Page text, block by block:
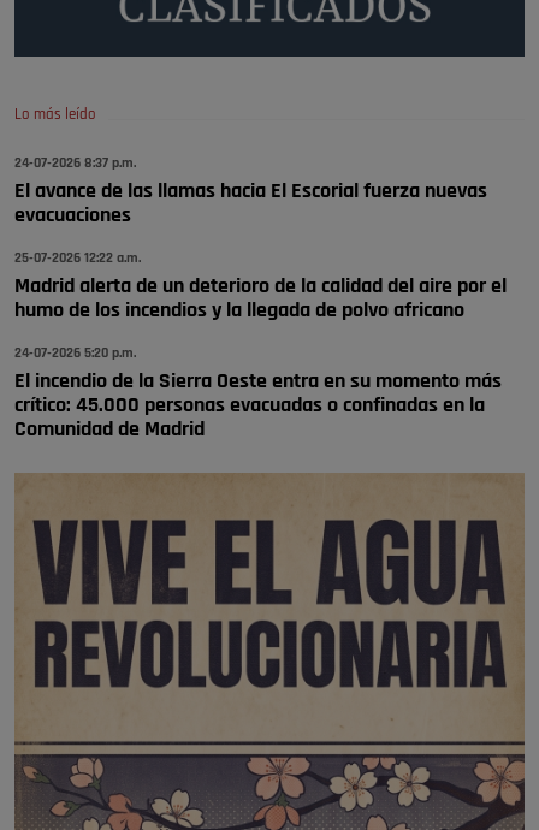
Policía o en la politica
Pozuelo de Alarcón
🔴 EXCLUSIVA | El comisario de la …
se va porke no tiene piscina 🤪🤪🤪
Pozuelo de Alarcón
🔴 EXCLUSIVA | El comisario de la …
Lo más leído
24-07-2026 8:37 p.m.
El avance de las llamas hacia El Escorial fuerza nuevas
evacuaciones
25-07-2026 12:22 a.m.
Madrid alerta de un deterioro de la calidad del aire por el
humo de los incendios y la llegada de polvo africano
24-07-2026 5:20 p.m.
El incendio de la Sierra Oeste entra en su momento más
crítico: 45.000 personas evacuadas o confinadas en la
Comunidad de Madrid